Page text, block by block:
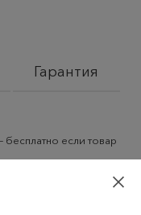
Гарантия
– бесплатно если товар